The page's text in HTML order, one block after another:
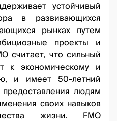
устойчивый
в развивающихся
рынках путем
проекты и
считает, что сильный
к экономическому и
и имеет 50-летний
людям
своих навыков
жизни. FMO